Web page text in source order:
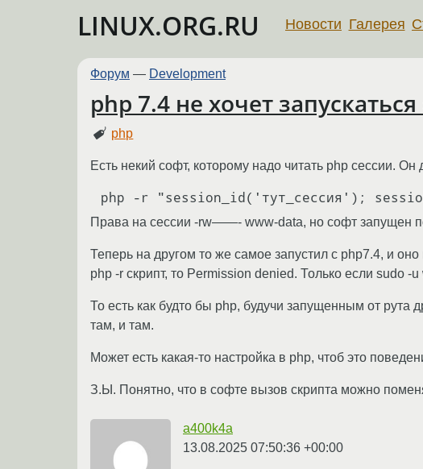
LINUX.ORG.RU Новости Галерея
Форум — Development
php 7.4 не хочет запускаться
php
Есть некий софт, которому надо читать php сессии. Он
Права на сессии -rw——- www-data, но софт запущен
Теперь на другом то же самое запустил с php7.4, и
php -r скрипт, то Permission denied. Только если sudo -u
То есть как будто бы php, будучи запущенным от рута
там, и там.
Может есть какая-то настройка в php, чтоб это
З.Ы. Понятно, что в софте вызов скрипта можно
a400k4a
13.08.2025 07:50:36 +00:00